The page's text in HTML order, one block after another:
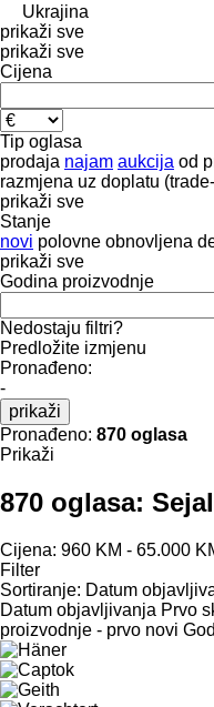
Ukrajina
prikaži sve
prikaži sve
Cijena
Tip oglasa
prodaja najam aukcija od
razmjena uz doplatu
prikaži sve
Stanje
novi polovne obnovljena
prikaži sve
Godina proizvodnje
Nedostaju filtri?
Predložite izmjenu
Pronađeno:
-
prikaži
Pronađeno: 870 oglasa
Prikaži
870 oglasa:
Cijena: 960 KM - 65.000
Filter
Sortiranje: Datum
Datum objavljivanja Prvo
proizvodnje - prvo novi